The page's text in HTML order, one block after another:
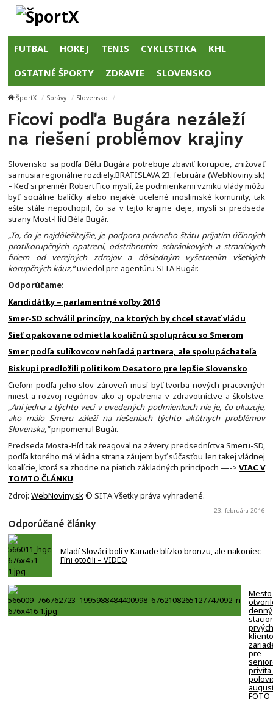
FUTBAL HOKEJ TENIS CYKLISTIKA KHL
OSTATNÉ ŠPORTY ZDRAVIE SLOVENSKO
ŠportX Správy Slovensko
Ficovi podľa Bugára nezáleží
na riešení problémov krajiny
Slovensko sa podľa Bélu Bugára potrebuje zbaviť korupcie, znižovať
sa musia regionálne rozdiely.BRATISLAVA 23. februára (WebNoviny.sk)
– Keď si premiér Robert Fico myslí, že podmienkami vzniku vlády môžu
byť sociálne balíčky alebo nejaké ucelené moslimské komunity, tak
ešte stále nepochopil, čo sa v tejto krajine deje, myslí si predseda
strany Most-Híd Béla Bugár.
„To, čo je najdôležitejšie, je podpora právneho štátu prijatím účinných
protikorupčných opatrení, odstrihnutím schránkových a straníckych
firiem od verejných zdrojov a dôsledným vyšetrením všetkých
korupčných káuz,“uviedol pre agentúru SITA Bugár.
Odporúčame:
Kandidátky – parlamentné voľby 2016
Smer-SD schválil princípy, na ktorých by chcel stavať vládu
Sieť opakovane odmietla koaličnú spoluprácu so Smerom
Smer podľa sulíkovcov nehľadá partnera, ale spolupáchateľa
Biskupi predložili politikom Desatoro pre lepšie Slovensko
Cieľom podľa jeho slov zároveň musí byť tvorba nových pracovných
miest a rozvoj regiónov ako aj opatrenia v zdravotníctve a školstve.
„Ani jedna z týchto vecí v uvedených podmienkach nie je, čo ukazuje,
ako málo Smeru záleží na riešeniach týchto akútnych problémov
Slovenska,“pripomenul Bugár.
Predseda Mosta-Híd tak reagoval na závery predsedníctva Smeru-SD,
podľa ktorého má vládna strana záujem byť súčasťou len takej vládnej
koalície, ktorá sa zhodne na piatich základných princípoch —-> VIAC V
TOMTO ČLÁNKU.
Zdroj: WebNoviny.sk© SITA Všetky práva vyhradené.
23. februára 2016
Odporúčané články
Mladí Slováci boli v Kanade blízko bronzu, ale nakoniec
Fíni otočili – VIDEO
Mesto
denný
prvých
pre
privíta
FOTO